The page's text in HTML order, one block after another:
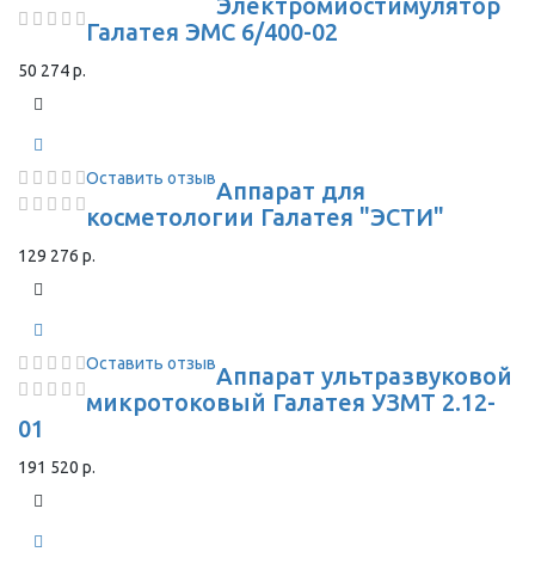
Галатея ЭМС 6/400-02
50 274 р.
Оставить отзывАппарат для
косметологии Галатея "ЭСТИ"
129 276 р.
Оставить отзывАппарат ультразвуковой
микротоковый Галатея УЗМТ 2.12-
01
191 520 р.